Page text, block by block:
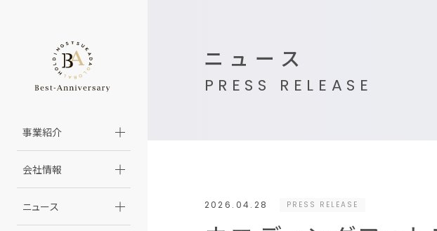
事業紹介
会社情報
ニュース
ニュース
PRESS RELEASE
2026.04.28 PRESS RELEASE